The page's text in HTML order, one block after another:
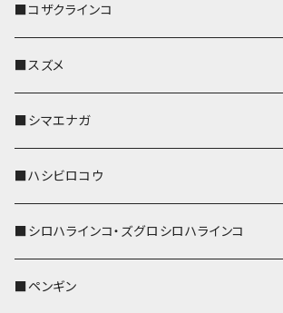
パスケース
リール付きストラップ
リールのみ
ストラップ付
IDカードホルダー
キーケース
名刺入れ・カードケース
コインケース
キーホルダー
パスケース
リール付きストラップ
リールのみ
ストラップ付
キーケース
名刺入れ・カードケース
メガネケース
キーカバー
キーホルダー
パスケース
IDカードホルダー
リール付きストラップ
リールのみ
キーケース
■コザクラインコ
キーカバー
キーホルダー
パスケース
リール付きストラップ
リールのみ
メガネケース
■スズメ
キーカバー
キーホルダー
パスケース
リール付きストラップ
■シマエナガ
キーカバー
キーホルダー
パスケース
■ハシビロコウ
キーカバー
キーホルダー
■シロハラインコ・ズグロシロハラインコ
キーカバー
■ペンギン